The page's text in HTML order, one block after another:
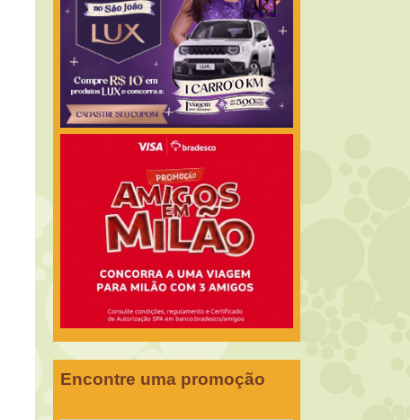
Encontre uma promoção